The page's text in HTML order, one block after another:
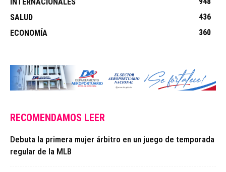
SALUD
436
ECONOMÍA
360
RECOMENDAMOS LEER
Debuta la primera mujer árbitro en un juego de temporada
regular de la MLB